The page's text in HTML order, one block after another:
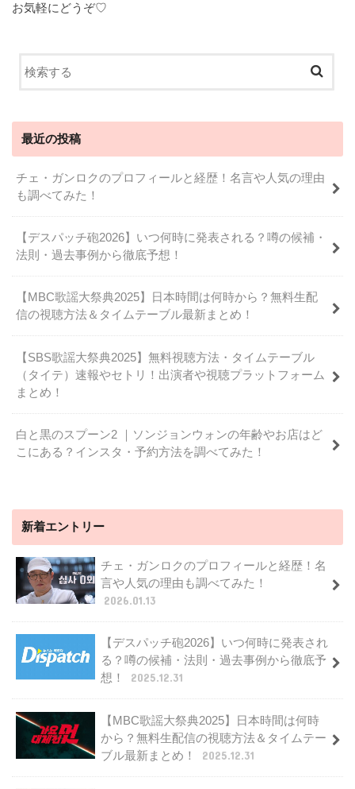
お気軽にどうぞ♡
最近の投稿
チェ・ガンロクのプロフィールと経歴！名言や人気の理由
も調べてみた！
【デスパッチ砲2026】いつ何時に発表される？噂の候補・
法則・過去事例から徹底予想！
【MBC歌謡大祭典2025】日本時間は何時から？無料生配
信の視聴方法＆タイムテーブル最新まとめ！
【SBS歌謡大祭典2025】無料視聴方法・タイムテーブル
（タイテ）速報やセトリ！出演者や視聴プラットフォーム
まとめ！
白と黒のスプーン2 ｜ソンジョンウォンの年齢やお店はど
こにある？インスタ・予約方法を調べてみた！
新着エントリー
チェ・ガンロクのプロフィールと経歴！名
言や人気の理由も調べてみた！
2026.01.13
【デスパッチ砲2026】いつ何時に発表され
る？噂の候補・法則・過去事例から徹底予
想！
2025.12.31
【MBC歌謡大祭典2025】日本時間は何時
から？無料生配信の視聴方法＆タイムテー
ブル最新まとめ！
2025.12.31